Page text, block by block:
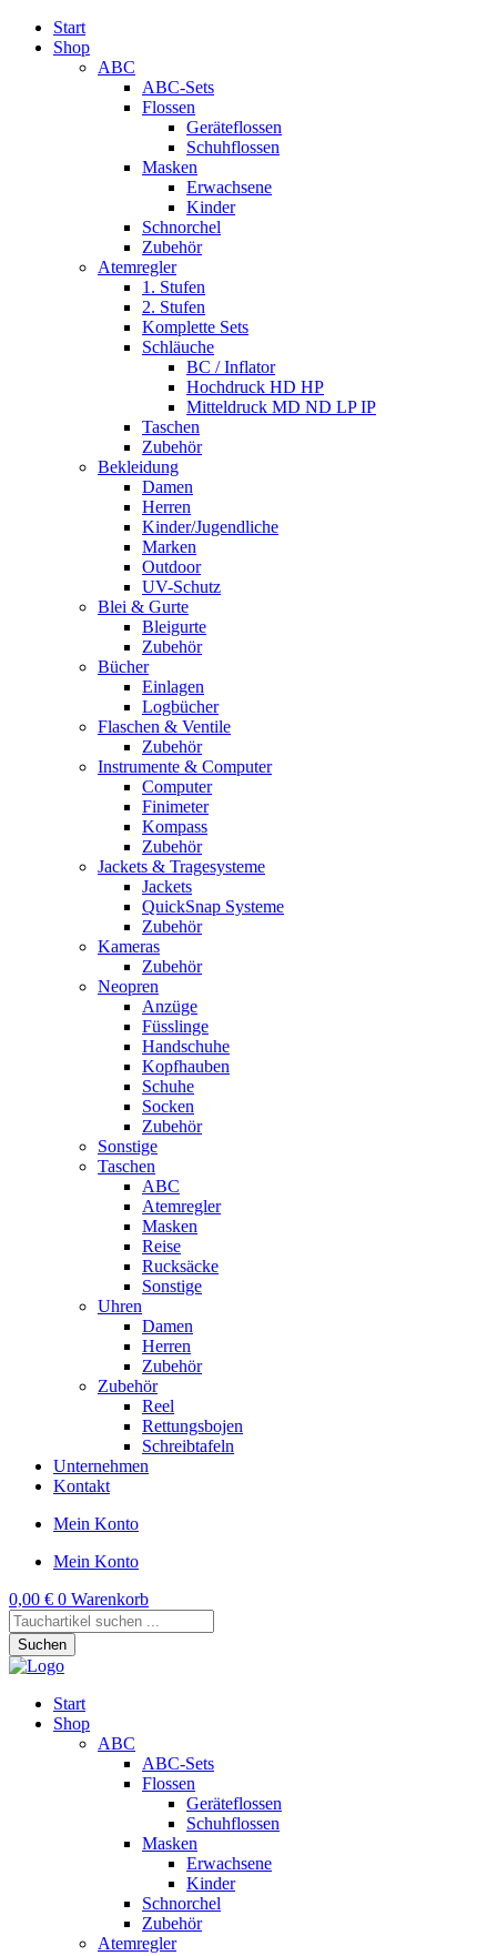
Start
Shop
ABC
ABC-Sets
Flossen
Geräteflossen
Schuhflossen
Masken
Erwachsene
Kinder
Schnorchel
Zubehör
Atemregler
1. Stufen
2. Stufen
Komplette Sets
Schläuche
BC / Inflator
Hochdruck HD HP
Mitteldruck MD ND LP IP
Taschen
Zubehör
Bekleidung
Damen
Herren
Kinder/Jugendliche
Marken
Outdoor
UV-Schutz
Blei & Gurte
Bleigurte
Zubehör
Bücher
Einlagen
Logbücher
Flaschen & Ventile
Zubehör
Instrumente & Computer
Computer
Finimeter
Kompass
Zubehör
Jackets & Tragesysteme
Jackets
QuickSnap Systeme
Zubehör
Kameras
Zubehör
Neopren
Anzüge
Füsslinge
Handschuhe
Kopfhauben
Schuhe
Socken
Zubehör
Sonstige
Taschen
ABC
Atemregler
Masken
Reise
Rucksäcke
Sonstige
Uhren
Damen
Herren
Zubehör
Zubehör
Reel
Rettungsbojen
Schreibtafeln
Unternehmen
Kontakt
Mein Konto
Mein Konto
0,00 € 0 Warenkorb
Products
search
Suchen
Start
Shop
ABC
ABC-Sets
Flossen
Geräteflossen
Schuhflossen
Masken
Erwachsene
Kinder
Schnorchel
Zubehör
Atemregler